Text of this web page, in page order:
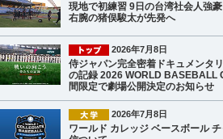
現地で初練習 9日の台湾社会人強
右腕の猪俣駿太が先発へ
2026年7月8日
侍ジャパン完全密着ドキュメンタ
の記録 2026 WORLD BASEBALL
間限定で劇場公開決定のお知らせ
2026年7月8日
ワールド カレッジ ベースボール